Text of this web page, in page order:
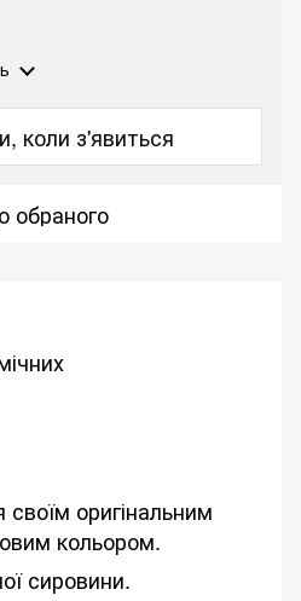
коли з'явиться
обраного
оригінальним
кольором.
сировини.